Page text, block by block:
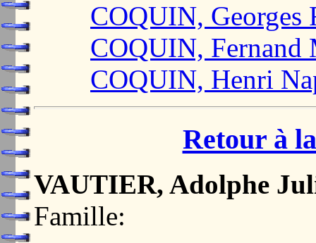
COQUIN, Georges
COQUIN, Fernand
COQUIN, Henri
Retour à
VAUTIER, Adolphe
Famille: